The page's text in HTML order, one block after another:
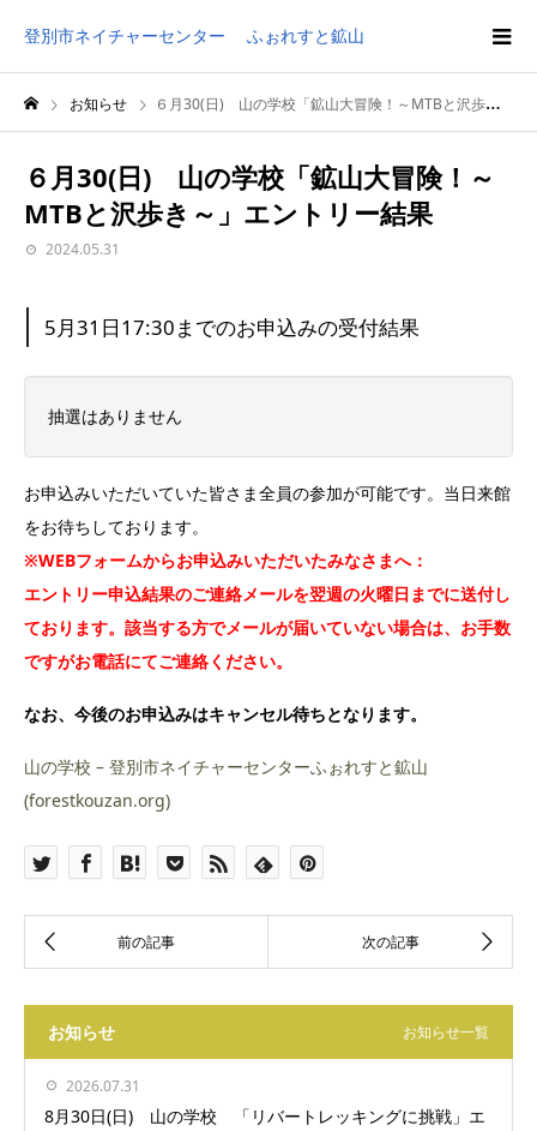
登別市ネイチャーセンター ふぉれすと鉱山
お知らせ ６月30(日) 山の学校「鉱山大冒険！～MTBと沢歩き～」エントリー結果
６月30(日) 山の学校「鉱山大冒険！～
MTBと沢歩き～」エントリー結果
2024.05.31
5月31日17:30までのお申込みの受付結果
抽選はありません
お申込みいただいていた皆さま全員の参加が可能です。当日来館
をお待ちしております。
※WEBフォームからお申込みいただいたみなさまへ：
エントリー申込結果のご連絡メールを翌週の火曜日までに送付し
ております。該当する方でメールが届いていない場合は、お手数
ですがお電話にてご連絡ください。
なお、今後のお申込みはキャンセル待ちとなります。
山の学校 – 登別市ネイチャーセンターふぉれすと鉱山
(forestkouzan.org)
お知らせ お知らせ一覧
2026.07.31
8月30日(日) 山の学校 「リバートレッキングに挑戦」エ